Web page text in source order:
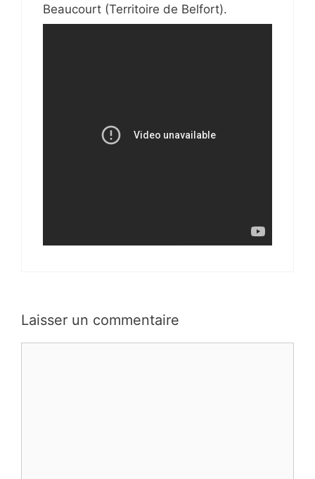
Beaucourt (Territoire de Belfort).
Laisser un commentaire